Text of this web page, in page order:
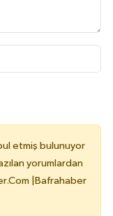
etmiş bulunuyor
yorumlardan
|Bafrahaber